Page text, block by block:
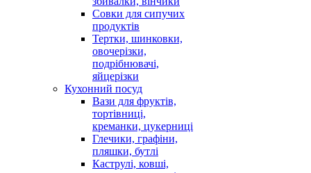
Совки для сипучих
продуктів
Тертки, шинковки,
овочерізки,
подрібнювачі,
яйцерізки
Кухонний посуд
Вази для фруктів,
тортівниці,
креманки, цукерниці
Глечики, графіни,
пляшки, бутлі
Каструлі, ковші,